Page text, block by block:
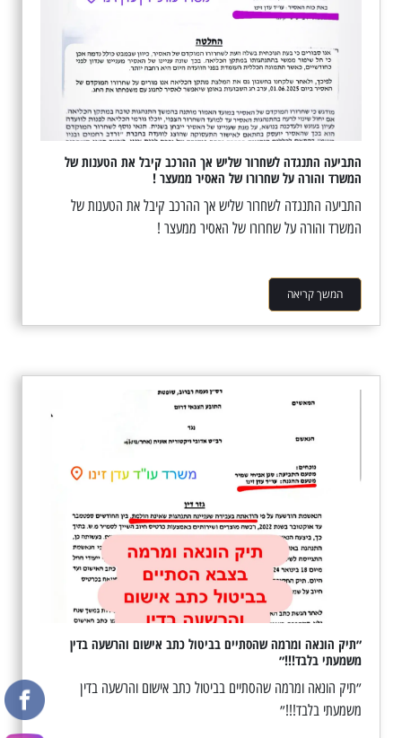
התביעה התנגדה לשחרור שליש אך ההרכב קיבל את הטענות של
המשרד והורה על שחרורו של האסיר ממעצר !
התביעה התנגדה לשחרור שליש אך ההרכב קיבל את הטענות של
המשרד והורה על שחרורו של האסיר ממעצר !
המשך קריאה
״תיק הונאה ומרמה שהסתיים בביטול כתב אישום והרשעה בדין
משמעתי בלבד!!!״
״תיק הונאה ומרמה שהסתיים בביטול כתב אישום והרשעה בדין
משמעתי בלבד!!!״